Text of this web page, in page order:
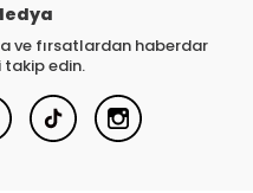
ve fırsatlardan haberdar
takip edin.